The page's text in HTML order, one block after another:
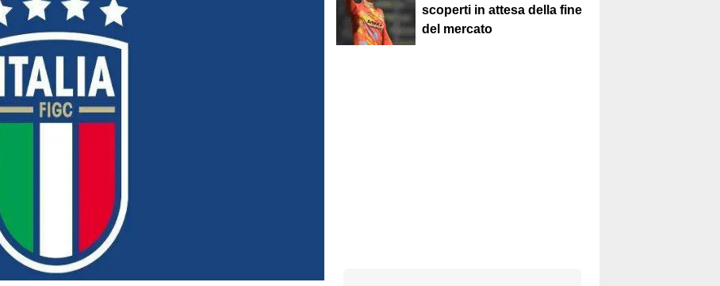
scoperti in attesa della fine
del mercato